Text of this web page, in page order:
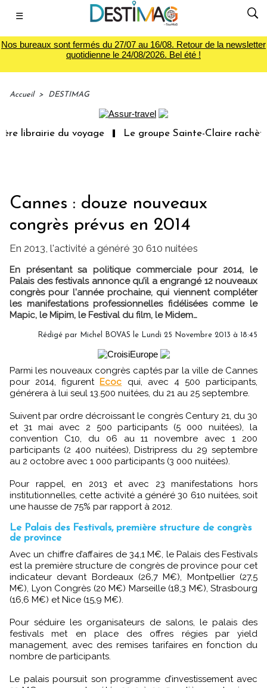
☰
Nos bureaux sont fermés du 27/07 au 16/08. Retour de la newsletter
quotidienne le 24/08/2026. Bel été !
Accueil > DESTIMAG
librairie du voyage Le groupe Sainte-Claire rachète
Cannes : douze nouveaux
congrès prévus en 2014
En 2013, l'activité a généré 30 610 nuitées
En présentant sa politique commerciale pour 2014, le
Palais des festivals annonce qu’il a engrangé 12 nouveaux
congrès pour l'année prochaine, qui viennent compléter
les manifestations professionnelles fidélisées comme le
Mapic, le Mipim, le Festival du film, le Midem…
Rédigé par Michel BOVAS le Lundi 25 Novembre 2013 à 18:45
Parmi les nouveaux congrès captés par la ville de Cannes
pour 2014, figurent Ecoc qui, avec 4 500 participants,
générera à lui seul 13.500 nuitées, du 21 au 25 septembre.
Suivent par ordre décroissant le congrès Century 21, du 30
et 31 mai avec 2 500 participants (5 000 nuitées), la
convention C10, du 06 au 11 novembre avec 1 200
participants (2 400 nuitées), Distripress du 29 septembre
au 2 octobre avec 1 000 participants (3 000 nuitées).
Pour rappel, en 2013 et avec 23 manifestations hors
institutionnelles, cette activité a généré 30 610 nuitées, soit
une hausse de 75% par rapport à 2012.
Le Palais des Festivals, première structure de congrès
de province
Avec un chiffre d’affaires de 34,1 M€, le Palais des Festivals
est la première structure de congrès de province pour cet
indicateur devant Bordeaux (26,7 M€), Montpellier (27,5
M€), Lyon Congrès (20 M€) Marseille (18,3 M€), Strasbourg
(16,6 M€) et Nice (15,9 M€).
Pour séduire les organisateurs de salons, le palais des
festivals met en place des offres régies par yield
management, avec des remises tarifaires en fonction du
nombre de participants.
Le palais poursuit son programme d’investissement avec